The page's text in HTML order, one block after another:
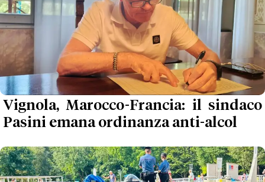
Vignola, Marocco-Francia: il sindaco
Pasini emana ordinanza anti-alcol